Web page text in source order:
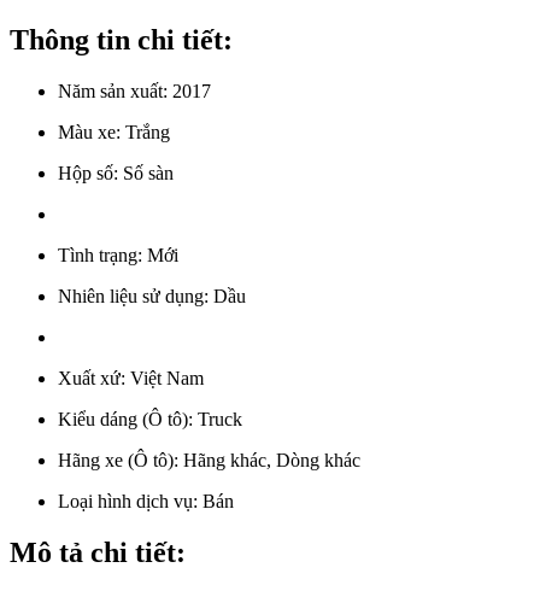
Thông tin chi tiết:
Năm sản xuất: 2017
Màu xe: Trắng
Hộp số: Số sàn
Tình trạng: Mới
Nhiên liệu sử dụng: Dầu
Xuất xứ: Việt Nam
Kiểu dáng (Ô tô): Truck
Hãng xe (Ô tô): Hãng khác, Dòng khác
Loại hình dịch vụ: Bán
Mô tả chi tiết: